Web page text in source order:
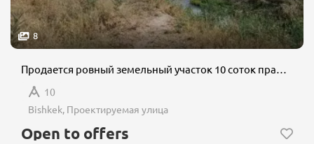
8
Продается ровный земельный участок 10 соток правильной прямоугольной формы (25×40 м)
10
Bishkek, Проектируемая улица
Open to offers